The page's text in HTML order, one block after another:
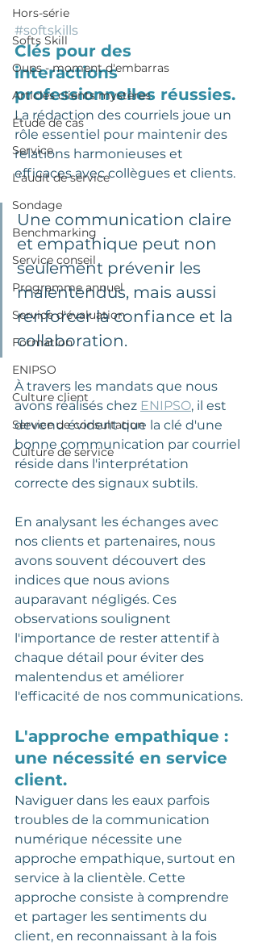
Hors-série
Softs Skill
Oups - moment d'embarras
Articles clients mystères
Étude de cas
Service
L'audit de service
Sondage
Benchmarking
Service conseil
Programme annuel
Service d'évaluation
Formation
ENIPSO
Culture client
Service de consultation
Culture de service
#softskills
Clés pour des
interactions
professionnelles réussies.
La rédaction des courriels joue un
rôle essentiel pour maintenir des
relations harmonieuses et
efficaces avec collègues et clients.
Une communication claire
et empathique peut non
seulement prévenir les
malentendus, mais aussi
renforcer la confiance et la
collaboration.
À travers les mandats que nous
avons réalisés chez ENIPSO, il est
devenu évident que la clé d'une
bonne communication par courriel
réside dans l'interprétation
correcte des signaux subtils.
En analysant les échanges avec
nos clients et partenaires, nous
avons souvent découvert des
indices que nous avions
auparavant négligés. Ces
observations soulignent
l'importance de rester attentif à
chaque détail pour éviter des
malentendus et améliorer
l'efficacité de nos communications.
L'approche empathique :
une nécessité en service
client.
Naviguer dans les eaux parfois
troubles de la communication
numérique nécessite une
approche empathique, surtout en
service à la clientèle. Cette
approche consiste à comprendre
et partager les sentiments du
client, en reconnaissant à la fois